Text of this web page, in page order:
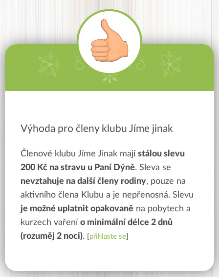
Výhoda pro členy klubu Jíme jinak
Členové klubu Jíme Jinak mají stálou slevu
200 Kč na stravu u Paní Dýně. Sleva se
nevztahuje na další členy rodiny, pouze na
aktivního člena Klubu a je nepřenosná. Slevu
je možné uplatnit opakovaně na pobytech a
kurzech vaření o minimální délce 2 dnů
(rozuměj 2 noci). [přihlaste se]